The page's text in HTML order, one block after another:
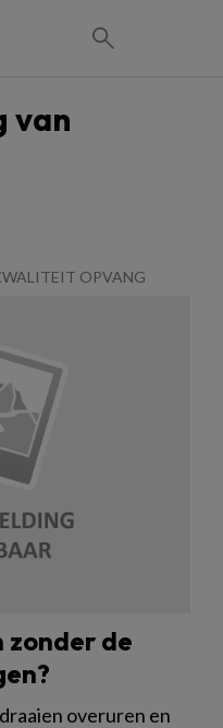
van
OPVANG
zonder de
overuren en